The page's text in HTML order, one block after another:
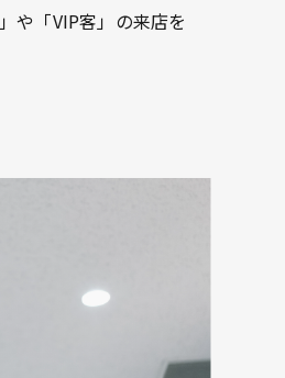
や「VIP客」の来店を